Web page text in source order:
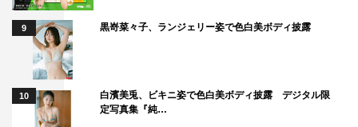
9 黒嵜菜々子、ランジェリー姿で色白美ボディ披露
10
白濱美兎、ビキニ姿で色白美ボディ披露 デジタル限
定写真集『純…